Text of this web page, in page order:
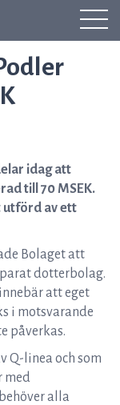
idag att
till 70 MSEK.
utförd av ett
Bolaget att
dotterbolag.
att eget
i motsvarande
påverkas.
Q-linea och som
med
alla